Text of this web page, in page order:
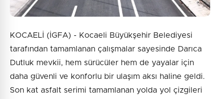
KOCAELİ (İGFA) - Kocaeli Büyükşehir Belediyesi
tarafından tamamlanan çalışmalar sayesinde Darıca
Dutluk mevkii, hem sürücüler hem de yayalar için
daha güvenli ve konforlu bir ulaşım aksı haline geldi.
Son kat asfalt serimi tamamlanan yolda yol çizgileri